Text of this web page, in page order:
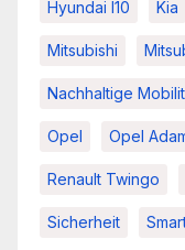
Hyundai I10 Kia
Mitsubishi
Nachhaltige
Opel Opel
Renault Twingo
Sicherheit